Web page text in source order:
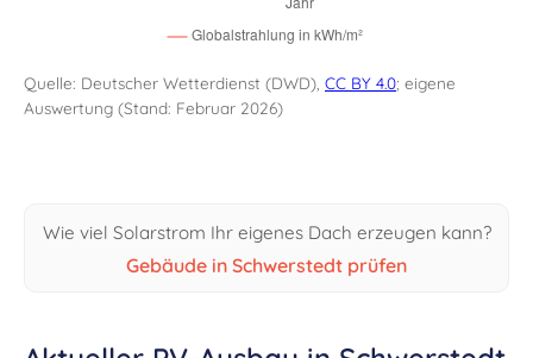
Quelle: Deutscher Wetterdienst (DWD), CC BY 4.0; eigene
Auswertung (Stand: Februar 2026)
Wie viel Solarstrom Ihr eigenes Dach erzeugen kann?
Gebäude in Schwerstedt prüfen